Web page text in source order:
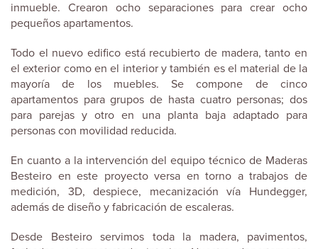
inmueble. Crearon ocho separaciones para crear ocho
pequeños apartamentos.
Todo el nuevo edifico está recubierto de madera, tanto en
el exterior como en el interior y también es el material de la
mayoría de los muebles. Se compone de cinco
apartamentos para grupos de hasta cuatro personas; dos
para parejas y otro en una planta baja adaptado para
personas con movilidad reducida.
En cuanto a la intervención del equipo técnico de Maderas
Besteiro en este proyecto versa en torno a trabajos de
medición, 3D, despiece, mecanización vía Hundegger,
además de diseño y fabricación de escaleras.
Desde Besteiro servimos toda la madera, pavimentos,